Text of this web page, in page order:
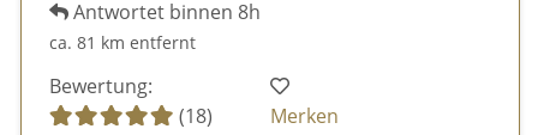
Antwortet binnen 8h
ca. 81 km entfernt
Bewertung:
(18)
Merken